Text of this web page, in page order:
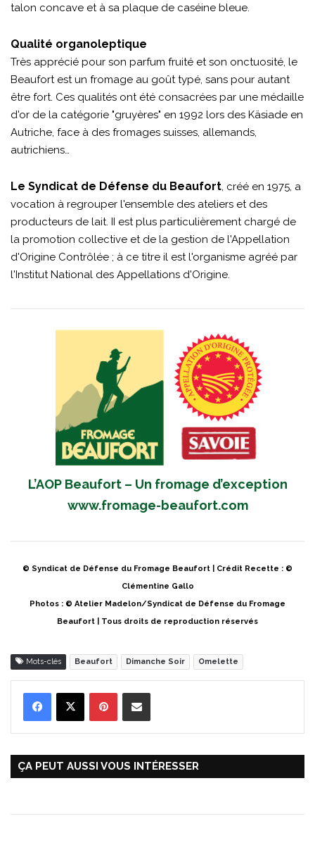
talon concave et à sa plaque de caséine bleue.
Qualité organoleptique
Très apprécié pour son parfum fruité et son onctuosité, le
Beaufort est un fromage au goût typé, sans pour autant
être fort. Ces qualités ont été consacrées par une médaille
d'or de la catégorie "gruyères" en 1992 lors des Käsiade en
Autriche, face à des fromages suisses, allemands,
autrichiens…
Le Syndicat de Défense du Beaufort, créé en 1975, a
vocation à regrouper l'ensemble des ateliers et des
producteurs de lait. II est plus particulièrement chargé de
la promotion collective et de la gestion de l'Appellation
d'Origine Contrôlée ; à ce titre il est l'organisme agréé par
l'Institut National des Appellations d'Origine.
L’AOP Beaufort – Un fromage d’exception
www.fromage-beaufort.com
© Syndicat de Défense du Fromage Beaufort | Crédit Recette : ©
Clémentine Gallo
Photos : © Atelier Madelon/Syndicat de Défense du Fromage
Beaufort | Tous droits de reproduction réservés
Mots-clés Beaufort Dimanche Soir Omelette
ÇA PEUT AUSSI VOUS INTÉRESSER